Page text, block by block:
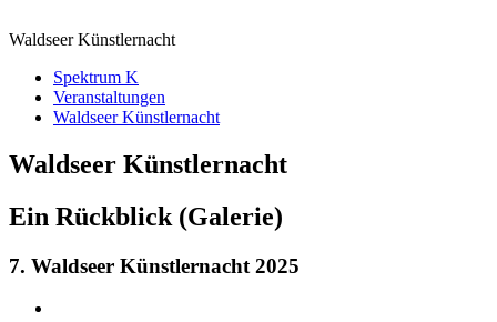
Waldseer Künstlernacht
Spektrum K
Veranstaltungen
Waldseer Künstlernacht
Waldseer Künstlernacht
Ein Rückblick (Galerie)
7. Waldseer Künstlernacht 2025